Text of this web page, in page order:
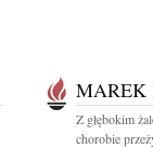
MAREK
Z głębokim
chorobie